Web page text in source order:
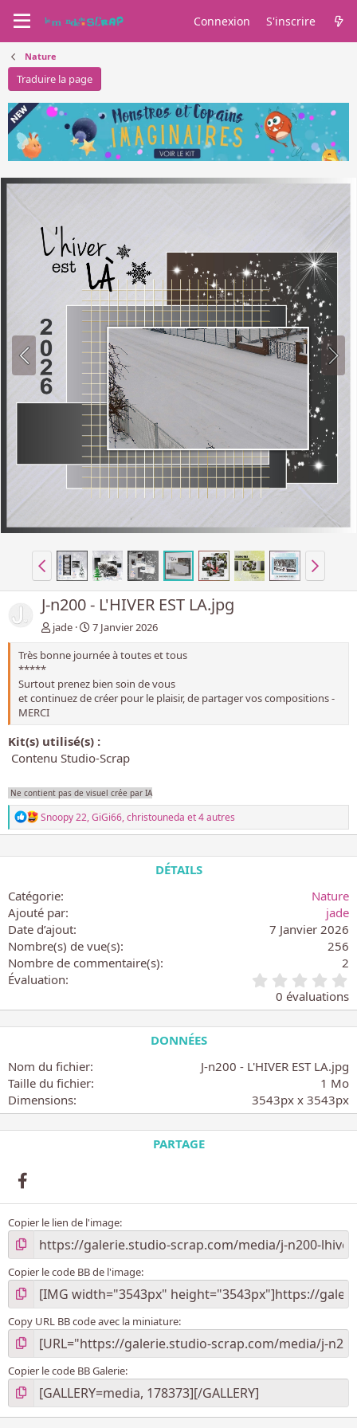
Connexion S'inscrire
Nature
Traduire la page
J-n200 - L'HIVER EST LA.jpg
jade
7 Janvier 2026
Très bonne journée à toutes et tous
*****
Surtout prenez bien soin de vous
et continuez de créer pour le plaisir, de partager vos compositions -
MERCI
Kit(s) utilisé(s) :
Contenu Studio-Scrap
Ne contient pas de visuel crée par IA
L
e
r
c
t
i
o
n
:
Snoopy 22,GiGi66,christouneda et 4 autres
DÉTAILS
Catégorie
Nature
Ajouté par
jade
Date d’ajout
7 Janvier 2026
Nombre(s) de vue(s)
256
Nombre de commentaire(s)
2
Évaluation
.
0
0
i
l
e
s
0 évaluations
DONNÉES
Nom du fichier
J-n200 - L'HIVER EST LA.jpg
Taille du fichier
1 Mo
Dimensions
3543px x 3543px
PARTAGE
Copier le lien de l'image
Copier le code BB de l'image
Copy URL BB code avec la miniature
Copier le code BB Galerie